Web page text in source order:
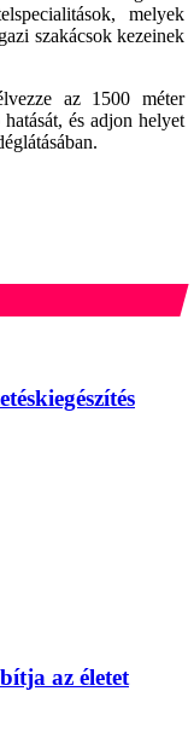
melyek
szakácsok kezeinek
az 1500 méter
és adjon helyet
az életet